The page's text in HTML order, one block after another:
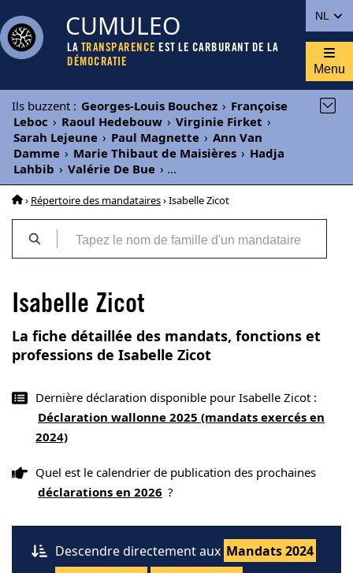
NL
CUMULEO
LA TRANSPARENCE EST LE CARBURANT DE LA
DÉMOCRATIE
Menu
Ils buzzent : Georges-Louis Bouchez › Françoise
Leboc › Raoul Hedebouw › Virginie Firket ›
Sarah Lejeune › Paul Magnette › Ann Van
Damme › Marie Thibaut de Maisières › Hadja
Lahbib › Valérie De Bue › ...
› Répertoire des mandataires› Isabelle Zicot
Isabelle Zicot
La fiche détaillée des mandats, fonctions et
professions de Isabelle Zicot
Dernière déclaration disponible pour Isabelle Zicot :
Déclaration wallonne 2025 (mandats exercés en
2024)
Quel est le calendrier de publication des prochaines
déclarations en 2026 ?
Descendre directement aux Mandats 2024